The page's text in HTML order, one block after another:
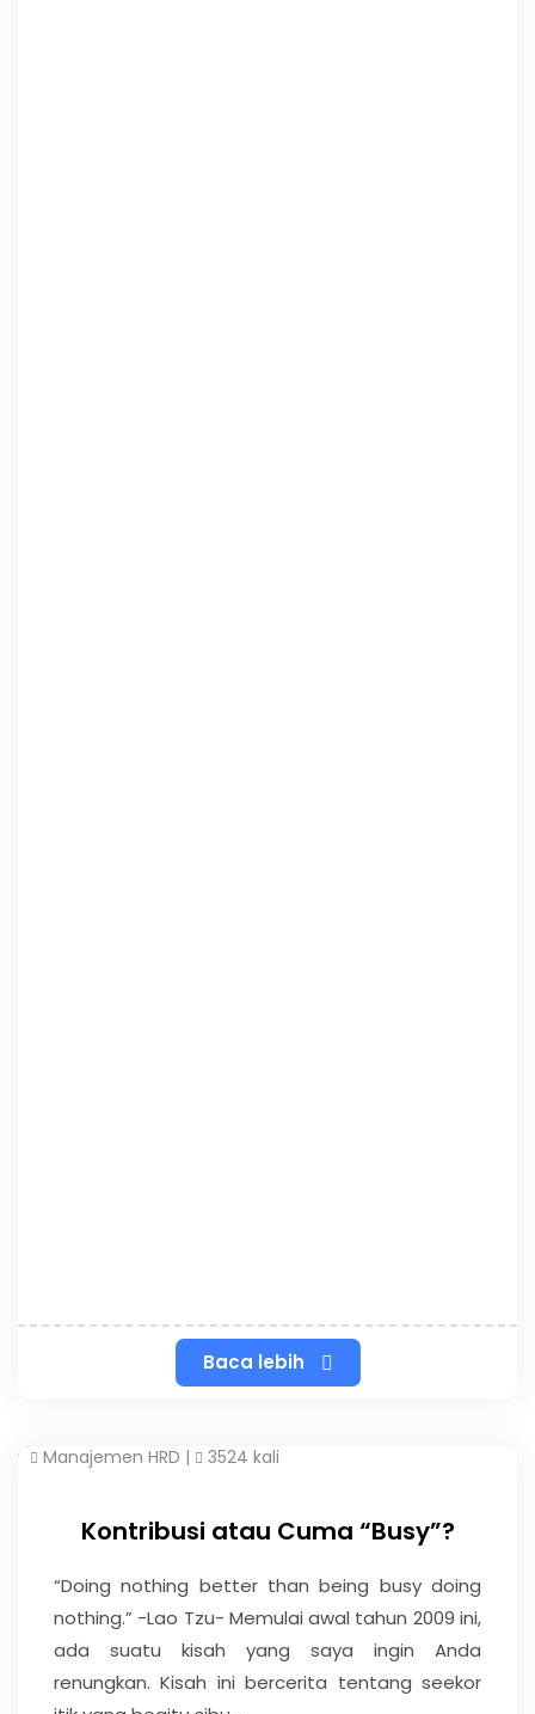
Baca lebih
Manajemen HRD | 3524 kali
Kontribusi atau Cuma “Busy”?
“Doing nothing better than being busy doing
nothing.” -Lao Tzu- Memulai awal tahun 2009 ini,
ada suatu kisah yang saya ingin Anda
renungkan. Kisah ini bercerita tentang seekor